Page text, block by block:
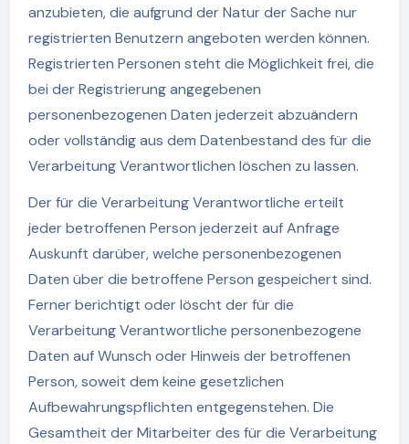
anzubieten, die aufgrund der Natur der Sache nur
registrierten Benutzern angeboten werden können.
Registrierten Personen steht die Möglichkeit frei, die
bei der Registrierung angegebenen
personenbezogenen Daten jederzeit abzuändern
oder vollständig aus dem Datenbestand des für die
Verarbeitung Verantwortlichen löschen zu lassen.
Der für die Verarbeitung Verantwortliche erteilt
jeder betroffenen Person jederzeit auf Anfrage
Auskunft darüber, welche personenbezogenen
Daten über die betroffene Person gespeichert sind.
Ferner berichtigt oder löscht der für die
Verarbeitung Verantwortliche personenbezogene
Daten auf Wunsch oder Hinweis der betroffenen
Person, soweit dem keine gesetzlichen
Aufbewahrungspflichten entgegenstehen. Die
Gesamtheit der Mitarbeiter des für die Verarbeitung